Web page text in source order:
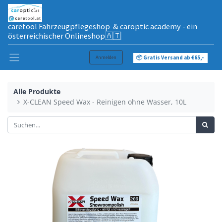
caretool Fahrzeugpflegeshop & caroptic academy - ein
österreichischer Onlineshop🇦🇹
Anmelden 📦 Gratis Versand ab €65,-
Alle Produkte
X-CLEAN Speed Wax - Reinigen ohne Wasser, 10L